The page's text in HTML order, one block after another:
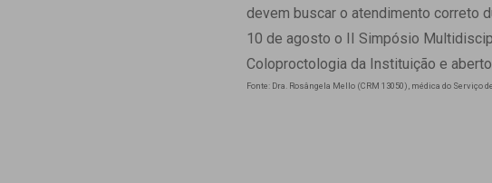
devem buscar o atendimento correto
10 de agosto o II Simpósio
Coloproctologia da Instituição e
Fonte: Dra. Rosângela Mello (CRM 13050), médica do